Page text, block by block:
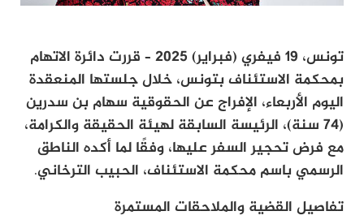
تونس، 19 فيفري (فبراير) 2025 – قررت دائرة الاتهام
بمحكمة الاستئناف بتونس، خلال جلستها المنعقدة
اليوم الأربعاء، الإفراج عن الحقوقية سهام بن سدرين
(74 سنة)، الرئيسة السابقة لهيئة الحقيقة والكرامة،
مع فرض تحجير السفر عليها، وفقًا لما أكده الناطق
الرسمي باسم محكمة الاستئناف، الحبيب الترخاني.
تفاصيل القضية والملاحقات المستمرة